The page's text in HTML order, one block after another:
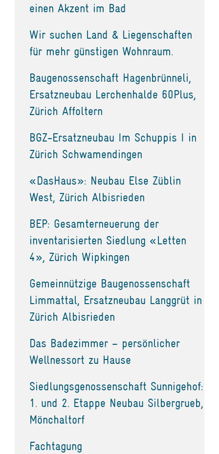
einen Akzent im Bad
Wir suchen Land & Liegenschaften
für mehr günstigen Wohnraum.
Baugenossenschaft Hagenbrünneli,
Ersatzneubau Lerchenhalde 60Plus,
Zürich Affoltern
BGZ-Ersatzneubau Im Schuppis I in
Zürich Schwamendingen
«DasHaus»: Neubau Else Züblin
West, Zürich Albisrieden
BEP: Gesamterneuerung der
inventarisierten Siedlung «Letten
4», Zürich Wipkingen
Gemeinnützige Baugenossenschaft
Limmattal, Ersatzneubau Langgrüt in
Zürich Albisrieden
Das Badezimmer – persönlicher
Wellnessort zu Hause
Siedlungsgenossenschaft Sunnigehof:
1. und 2. Etappe Neubau Silbergrueb,
Mönchaltorf
Fachtagung